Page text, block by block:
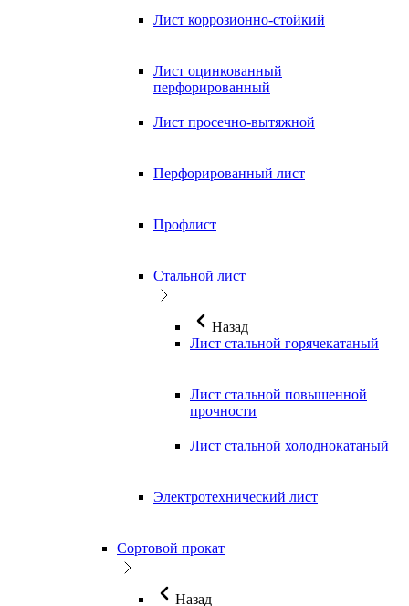
Лист коррозионно-стойкий
Лист оцинкованный
перфорированный
Лист просечно-вытяжной
Перфорированный лист
Профлист
Стальной лист
Назад
Лист стальной горячекатаный
Лист стальной повышенной
прочности
Лист стальной холоднокатаный
Электротехнический лист
Сортовой прокат
Назад